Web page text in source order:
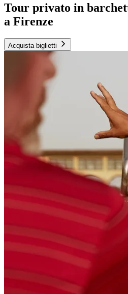
Tour privato in
a Firenze
Acquista biglietti